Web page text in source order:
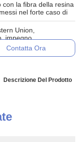
la fibra della resina
nel forte caso di
Union,
impegno
Contatta Ora
Descrizione Del Prodotto